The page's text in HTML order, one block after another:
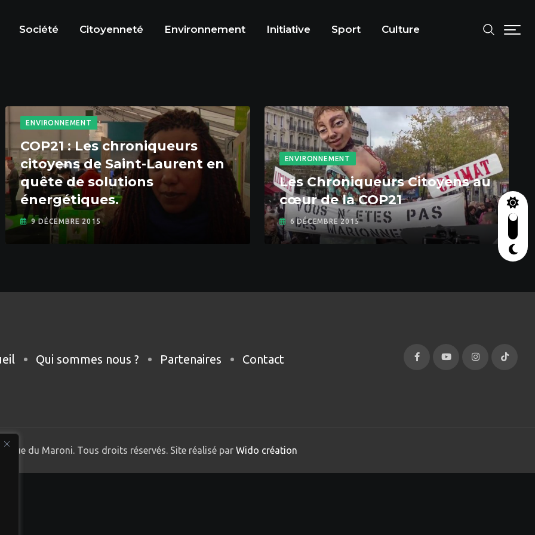
Société Citoyenneté Environnement Initiative Sport Culture
ENVIRONNEMENT
COP21 : Les chroniqueurs
citoyens de Saint-Laurent en
quête de solutions
énergétiques.
9 DÉCEMBRE 2015
ENVIRONNEMENT
Les Chroniqueurs Citoyens au
cœur de la COP21
6 DÉCEMBRE 2015
Qui sommes nous ? Partenaires Contact
du Maroni. Tous droits réservés. Site réalisé parWido création